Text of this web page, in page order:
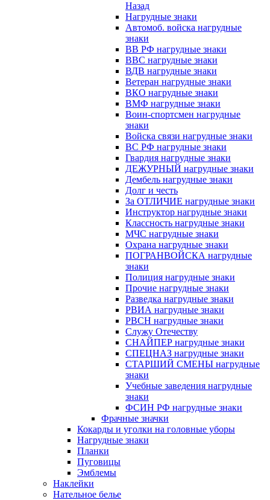
Назад
Нагрудные знаки
Автомоб. войска нагрудные
знаки
ВВ РФ нагрудные знаки
ВВС нагрудные знаки
ВДВ нагрудные знаки
Ветеран нагрудные знаки
ВКО нагрудные знаки
ВМФ нагрудные знаки
Воин-спортсмен нагрудные
знаки
Войска связи нагрудные знаки
ВС РФ нагрудные знаки
Гвардия нагрудные знаки
ДЕЖУРНЫЙ нагрудные знаки
Дембель нагрудные знаки
Долг и честь
За ОТЛИЧИЕ нагрудные знаки
Инструктор нагрудные знаки
Классность нагрудные знаки
МЧС нагрудные знаки
Охрана нагрудные знаки
ПОГРАНВОЙСКА нагрудные
знаки
Полиция нагрудные знаки
Прочие нагрудные знаки
Разведка нагрудные знаки
РВИА нагрудные знаки
РВСН нагрудные знаки
Служу Отечеству
СНАЙПЕР нагрудные знаки
СПЕЦНАЗ нагрудные знаки
СТАРШИЙ СМЕНЫ нагрудные
знаки
Учебные заведения нагрудные
знаки
ФСИН РФ нагрудные знаки
Фрачные значки
Кокарды и уголки на головные уборы
Нагрудные знаки
Планки
Пуговицы
Эмблемы
Наклейки
Нательное белье